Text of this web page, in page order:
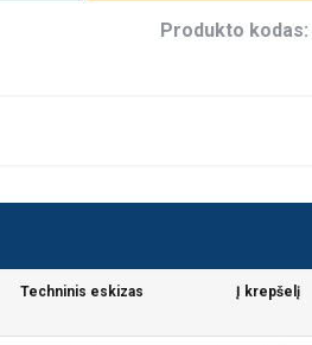
Produkto kodas:
Techninis eskizas Į krepšelį